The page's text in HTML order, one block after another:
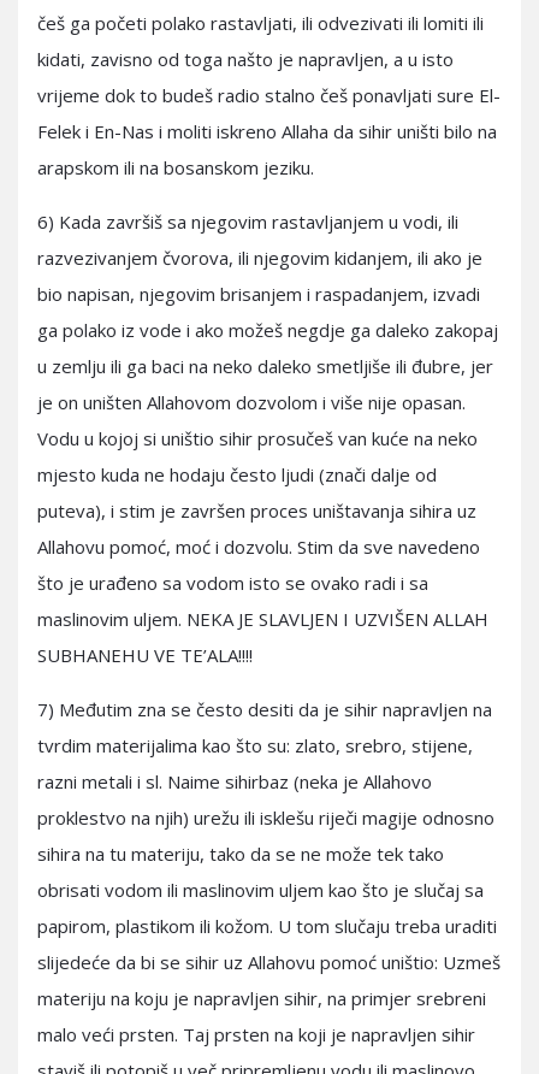
češ ga početi polako rastavljati, ili odvezivati ili lomiti ili
kidati, zavisno od toga našto je napravljen, a u isto
vrijeme dok to budeš radio stalno češ ponavljati sure El-
Felek i En-Nas i moliti iskreno Allaha da sihir uništi bilo na
arapskom ili na bosanskom jeziku.
6) Kada završiš sa njegovim rastavljanjem u vodi, ili
razvezivanjem čvorova, ili njegovim kidanjem, ili ako je
bio napisan, njegovim brisanjem i raspadanjem, izvadi
ga polako iz vode i ako možeš negdje ga daleko zakopaj
u zemlju ili ga baci na neko daleko smetljiše ili đubre, jer
je on uništen Allahovom dozvolom i više nije opasan.
Vodu u kojoj si uništio sihir prosučeš van kuće na neko
mjesto kuda ne hodaju često ljudi (znači dalje od
puteva), i stim je završen proces uništavanja sihira uz
Allahovu pomoć, moć i dozvolu. Stim da sve navedeno
što je urađeno sa vodom isto se ovako radi i sa
maslinovim uljem. NEKA JE SLAVLJEN I UZVIŠEN ALLAH
SUBHANEHU VE TE’ALA!!!!
7) Međutim zna se često desiti da je sihir napravljen na
tvrdim materijalima kao što su: zlato, srebro, stijene,
razni metali i sl. Naime sihirbaz (neka je Allahovo
proklestvo na njih) urežu ili isklešu riječi magije odnosno
sihira na tu materiju, tako da se ne može tek tako
obrisati vodom ili maslinovim uljem kao što je slučaj sa
papirom, plastikom ili kožom. U tom slučaju treba uraditi
slijedeće da bi se sihir uz Allahovu pomoć uništio: Uzmeš
materiju na koju je napravljen sihir, na primjer srebreni
malo veći prsten. Taj prsten na koji je napravljen sihir